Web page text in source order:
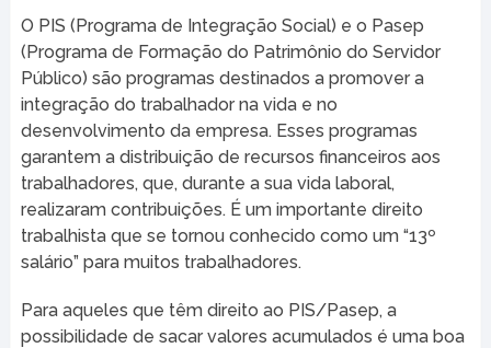
O PIS (Programa de Integração Social) e o Pasep
(Programa de Formação do Patrimônio do Servidor
Público) são programas destinados a promover a
integração do trabalhador na vida e no
desenvolvimento da empresa. Esses programas
garantem a distribuição de recursos financeiros aos
trabalhadores, que, durante a sua vida laboral,
realizaram contribuições. É um importante direito
trabalhista que se tornou conhecido como um “13º
salário” para muitos trabalhadores.
Para aqueles que têm direito ao PIS/Pasep, a
possibilidade de sacar valores acumulados é uma boa